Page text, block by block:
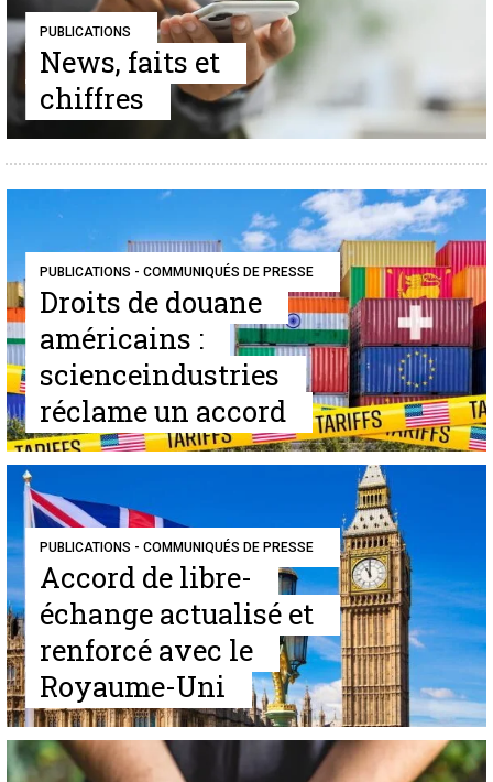
PUBLICATIONS
News, faits et
chiffres
PUBLICATIONS - COMMUNIQUÉS DE PRESSE
Droits de douane
américains :
scienceindustries
réclame un accord
PUBLICATIONS - COMMUNIQUÉS DE PRESSE
Accord de libre-
échange actualisé et
renforcé avec le
Royaume-Uni